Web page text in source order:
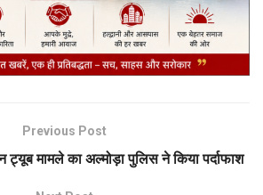
Previous Post
मामले का अल्मोड़ा पुलिस ने किया पर्दाफाश